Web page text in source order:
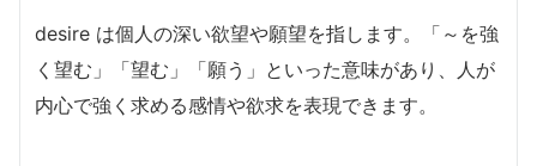
desire は個人の深い欲望や願望を指します。「～を強
く望む」「望む」「願う」といった意味があり、人が
内心で強く求める感情や欲求を表現できます。